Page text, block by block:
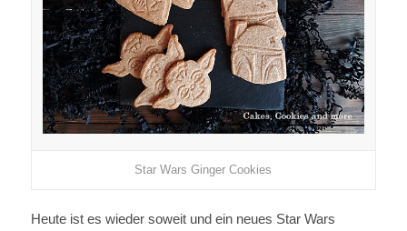
Star Wars Ginger Cookies
Heute ist es wieder soweit und ein neues Star Wars